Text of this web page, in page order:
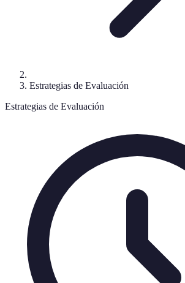
Estrategias de Evaluación
Estrategias de Evaluación